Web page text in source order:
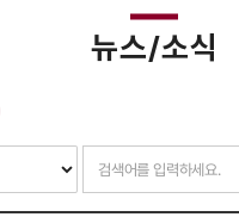
뉴스/소식